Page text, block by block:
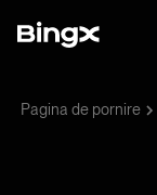
Pagina de pornire